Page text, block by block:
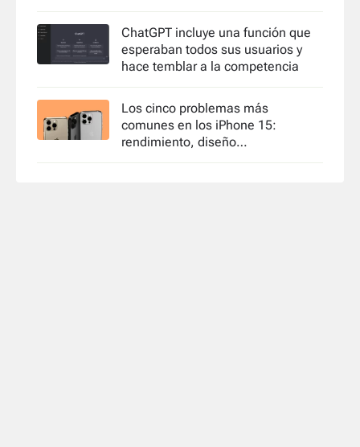
ChatGPT incluye una función que
esperaban todos sus usuarios y
hace temblar a la competencia
Los cinco problemas más
comunes en los iPhone 15:
rendimiento, diseño…